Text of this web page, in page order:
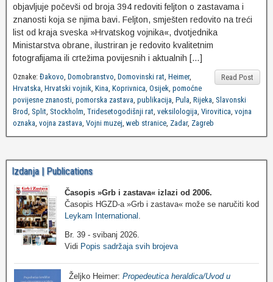
objavljuje počevši od broja 394 redoviti feljton o zastavama i
znanosti koja se njima bavi. Feljton, smješten redovito na treći
list od kraja sveska »Hrvatskog vojnika«, dvotjednika
Ministarstva obrane, ilustriran je redovito kvalitetnim
fotografijama ili crtežima povijesnih i aktualnih […]
Read Post
Oznake: Đakovo, Domobranstvo, Domovinski rat, Heimer,
Hrvatska, Hrvatski vojnik, Kina, Koprivnica, Osijek, pomoćne
povijesne znanosti, pomorska zastava, publikacija, Pula, Rijeka, Slavonski
Brod, Split, Stockholm, Tridesetogodišnji rat, veksilologija, Virovitica, vojna
oznaka, vojna zastava, Vojni muzej, web stranice, Zadar, Zagreb
Izdanja | Publications
Časopis »Grb i zastava« izlazi od 2006.
Časopis HGZD-a »Grb i zastava« može se naručiti kod
Leykam International
Br. 39 - svibanj 2026.
Vidi Popis sadržaja svih brojeva
Željko Heimer: Propedeutica heraldica/Uvod u